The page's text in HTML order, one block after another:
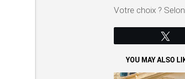
Votre choix ?
YOU MAY ALSO